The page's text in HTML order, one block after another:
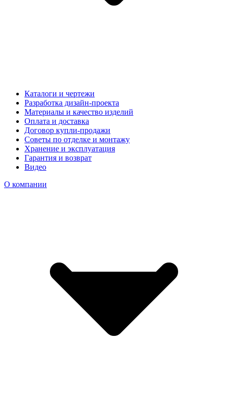
Каталоги и чертежи
Разработка дизайн-проекта
Материалы и качество изделий
Оплата и доставка
Договор купли-продажи
Советы по отделке и монтажу
Хранение и эксплуатация
Гарантия и возврат
Видео
О компании